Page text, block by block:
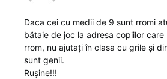
Daca cei cu medii de 9 sunt rromi
bătaie de joc la adresa copiilor care
rrom, nu ajutați în clasa cu grile și
sunt genii.
Rușine!!!